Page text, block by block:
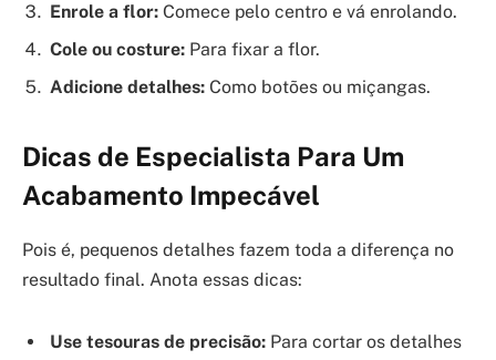
Enrole a flor: Comece pelo centro e vá enrolando.
Cole ou costure: Para fixar a flor.
Adicione detalhes: Como botões ou miçangas.
Dicas de Especialista Para Um
Acabamento Impecável
Pois é, pequenos detalhes fazem toda a diferença no
resultado final. Anota essas dicas:
Use tesouras de precisão: Para cortar os detalhes